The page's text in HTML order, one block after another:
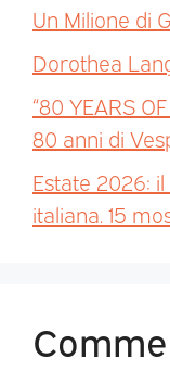
Un Milione di
Dorothea
“80 YEARS
80 anni di
Estate 2026:
italiana. 15